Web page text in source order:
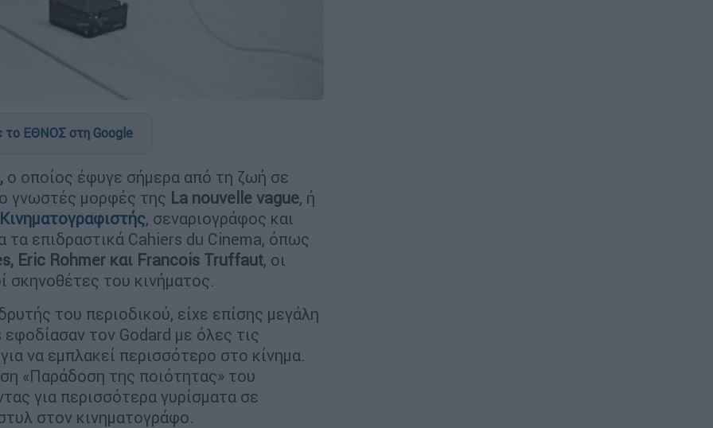
το ΕΘΝΟΣ στη Google
ο οποίος έφυγε σήμερα από τη ζωή σε
γνωστές μορφές της La nouvelle vague, ή
Κινηματογραφιστής, σεναριογράφος και
τα επιδραστικά Cahiers du Cinema, όπως
Eric Rohmer και Francois Truffaut, οι
σκηνοθέτες του κινήματος.
του περιοδικού, είχε επίσης μεγάλη
τον Godard με όλες τις
να εμπλακεί περισσότερο στο κίνημα.
«Παράδοση της ποιότητας» του
για περισσότερα γυρίσματα σε
στον κινηματογράφο.